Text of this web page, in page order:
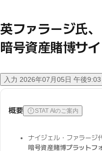
英ファラージ氏、
暗号資産賭博サ
入力 2026年07月05日 午後9:03
概要 STAT AIのご案内
ナイジェル・ファラージ
暗号資産賭博プラットフ